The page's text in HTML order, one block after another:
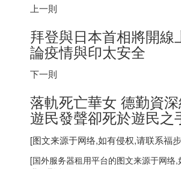
上一則
拜登與日本首相將開線
論疫情與印太安全
下一則
落軌死亡華女 德勤資
遊民發聲卻死於遊民之
[图文来源于网络,如有侵权,请联系福步
[国外服务器租用平台的图文来源于网络